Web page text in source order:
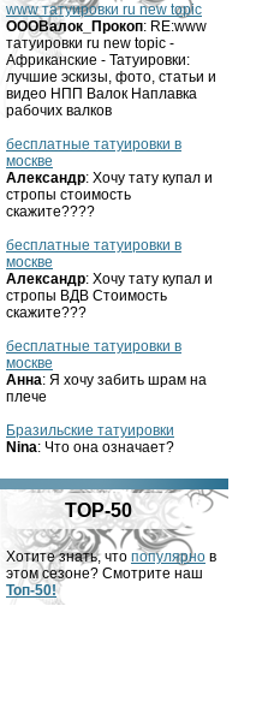
www татуировки ru new topic
OOOВалок_Прокоп: RE:www
татуировки ru new topic -
Африканские - Татуировки:
лучшие эскизы, фото, статьи и
видео НПП Валок Наплавка
рабочих валков
бесплатные татуировки в
москве
Александр: Хочу тату купал и
стропы стоимость
скажите????
бесплатные татуировки в
москве
Александр: Хочу тату купал и
стропы ВДВ Стоимость
скажите???
бесплатные татуировки в
москве
Анна: Я хочу забить шрам на
плече
Бразильские татуировки
Nina: Что она означает?
TOP-50
Хотите знать, что популярно в
этом сезоне? Смотрите наш
Топ-50!